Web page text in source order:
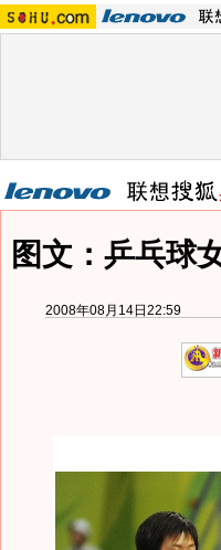
图文：乒乓球
2008年08月14日22:59